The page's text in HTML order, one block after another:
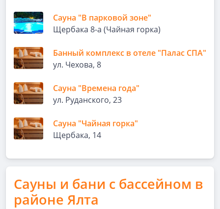
Сауна "В парковой зоне"
Щербака 8-а (Чайная горка)
Банный комплекс в отеле "Палас СПА"
ул. Чехова, 8
Сауна "Времена года"
ул. Руданского, 23
Сауна "Чайная горка"
Щербака, 14
Сауны и бани с бассейном в
районе Ялта